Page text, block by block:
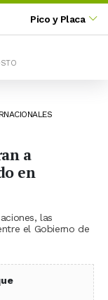
Pico y Placa
a
en
las
el Gobierno de